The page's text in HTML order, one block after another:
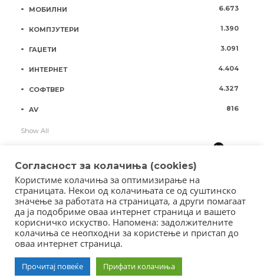
МОБИЛНИ 6.673
КОМПЈУТЕРИ 1.390
ГАЏЕТИ 3.091
ИНТЕРНЕТ 4.404
СОФТВЕР 4.327
AV 816
Show All
Copyright © 2018 - Member of IAB Macedonia
Member of Clip Media Group / 2017
Согласност за колачиња (cookies)
Користиме колачиња за оптимизирање на
страницата. Некои од колачињата се од суштинско
значење за работата на страницата, а други помагаат
да ја подобриме оваа интернет страница и вашето
корисничко искуство. Напомена: задолжителните
колачиња се неопходни за користење и пристап до
оваа интернет страница.
Прочитај повеќе Прифати колачиња